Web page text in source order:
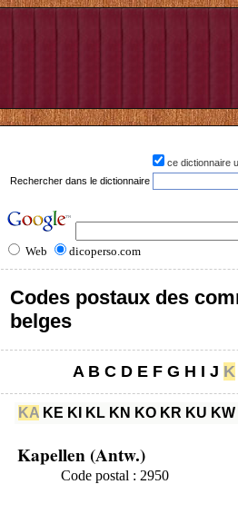
ce dictionnaire
Rechercher dans le dictionnaire
Web dicoperso.com
Codes postaux des
belges
A B C D E F G H I J K
KA KE KI KL KN KO KR KU KW
Kapellen (Antw.)
Code postal : 2950